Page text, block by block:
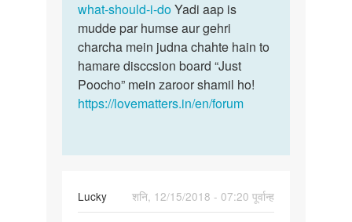
by
Awadhesh
Pandey
what-should-i-doYadi aap is
mudde par humse aur gehri
charcha mein judna chahte hain to
hamare disccsion board “Just
Poocho” mein zaroor shamil ho!
https://lovematters.in/en/forum
Lucky
शनि, 12/15/2018 - 07:20 पूर्वान्ह